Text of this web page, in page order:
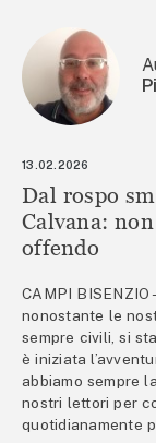
13.02.2026
Dal rospo
Calvana:
offendo
CAMPI BISENZIO
nonostante le
sempre civili, si
è iniziata
abbiamo sempre
nostri lettori per
quotidianamente